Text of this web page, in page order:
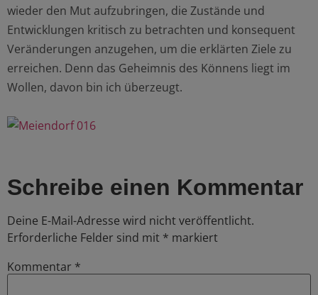
wieder den Mut aufzubringen, die Zustände und
Entwicklungen kritisch zu betrachten und konsequent
Veränderungen anzugehen, um die erklärten Ziele zu
erreichen. Denn das Geheimnis des Könnens liegt im
Wollen, davon bin ich überzeugt.
Schreibe einen Kommentar
Deine E-Mail-Adresse wird nicht veröffentlicht.
Erforderliche Felder sind mit * markiert
Kommentar *